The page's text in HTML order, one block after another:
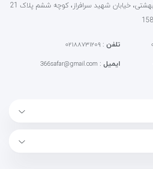
تهران، خیابان شهید بهشتی، خیابان شهید سرافراز، کوچه ششم پلاک 21
تلفن : ۰۲۱۸۸۷۳۱۲۰۹
ایمیل :
366safar@gmail.com